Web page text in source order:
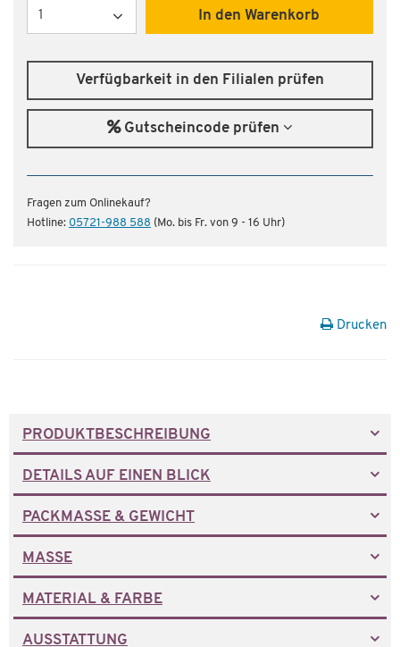
Menge
In den Warenkorb
Verfügbarkeit in den Filialen prüfen
Gutscheincode prüfen
Fragen zum Onlinekauf?
Hotline: 05721-988 588 (Mo. bis Fr. von 9 - 16 Uhr)
Drucken
PRODUKTBESCHREIBUNG
DETAILS AUF EINEN BLICK
PACKMASSE & GEWICHT
MASSE
MATERIAL & FARBE
AUSSTATTUNG